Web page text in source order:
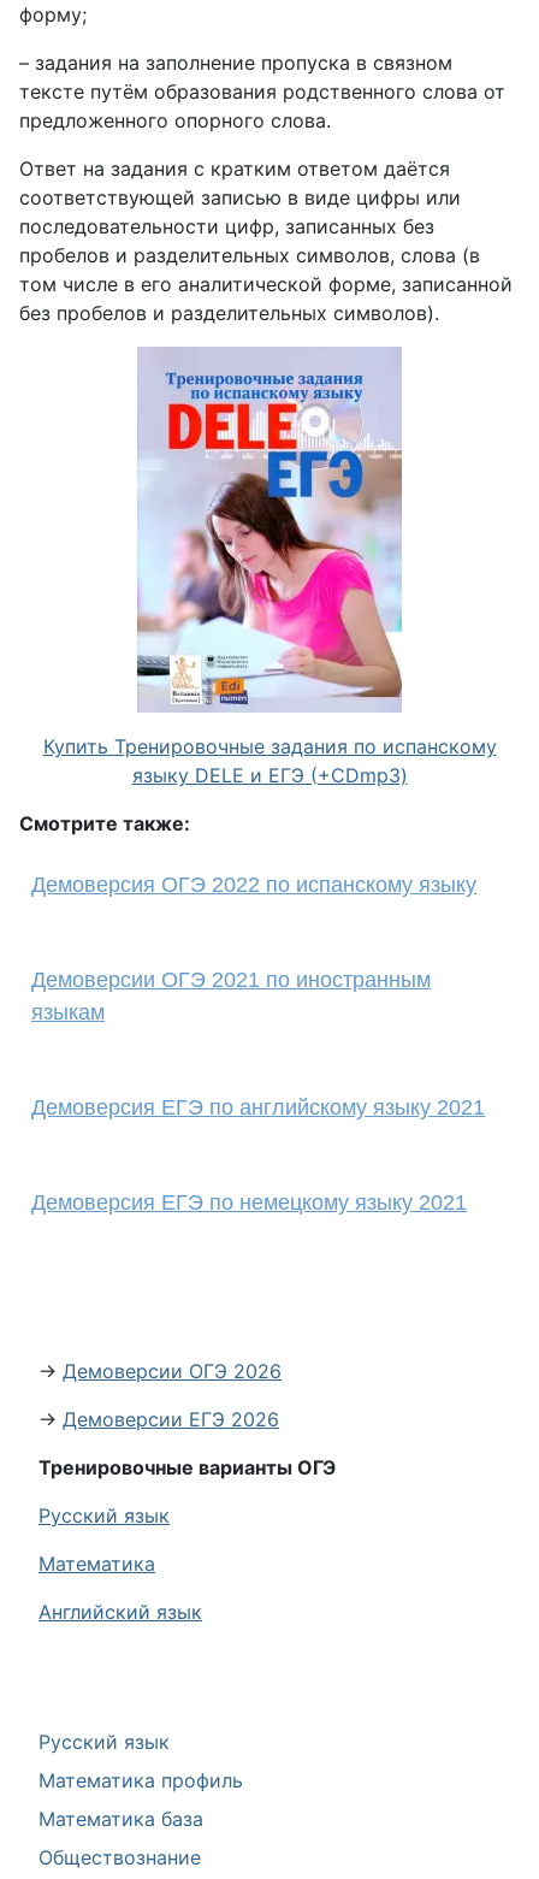
Русский язык
Математика профиль
Математика база
Обществознание
форму;
– задания на заполнение пропуска в связном
тексте путём образования родственного слова от
предложенного опорного слова.
Ответ на задания с кратким ответом даётся
соответствующей записью в виде цифры или
последовательности цифр, записанных без
пробелов и разделительных символов, слова (в
том числе в его аналитической форме, записанной
без пробелов и разделительных символов).
Купить Тренировочные задания по испанскому
языку DELE и ЕГЭ (+CDmp3)
Смотрите также:
Демоверсия ОГЭ 2022 по испанскому языку
Демоверсии ОГЭ 2021 по иностранным
языкам
Демоверсия ЕГЭ по английскому языку 2021
Демоверсия ЕГЭ по немецкому языку 2021
→ Демоверсии ОГЭ 2026
→ Демоверсии ЕГЭ 2026
Тренировочные варианты ОГЭ
Русский язык
Математика
Английский язык